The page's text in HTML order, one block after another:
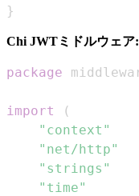
}
Chi JWTミドルウェア:
package
import
(
"context"
"net/http"
"strings"
"time"